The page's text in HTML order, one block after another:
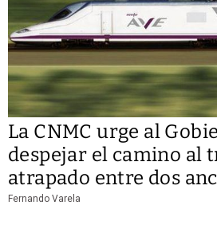
La CNMC urge al
despejar el camino al
atrapado entre dos
Fernando Varela